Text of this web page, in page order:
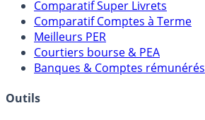
Comparatif Super Livrets
Comparatif Comptes à Terme
Meilleurs PER
Courtiers bourse & PEA
Banques & Comptes rémunérés
Outils